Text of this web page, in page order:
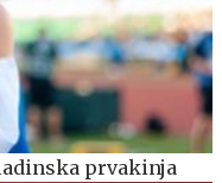
prvakinja